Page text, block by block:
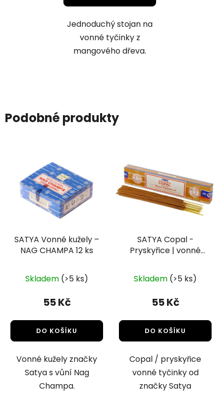
Jednoduchý stojan na
vonné tyčinky z
mangového dřeva.
Podobné produkty
SATYA Vonné kužely –
NAG CHAMPA 12 ks
Skladem (>5 ks)
55 Kč
DO KOŠÍKU
Vonné kužely značky
Satya s vůní Nag
Champa.
SATYA Copal -
Pryskyřice | vonné
Skladem (>5 ks)
55 Kč
DO KOŠÍKU
Copal / pryskyřice
vonné tyčinky od
značky Satya